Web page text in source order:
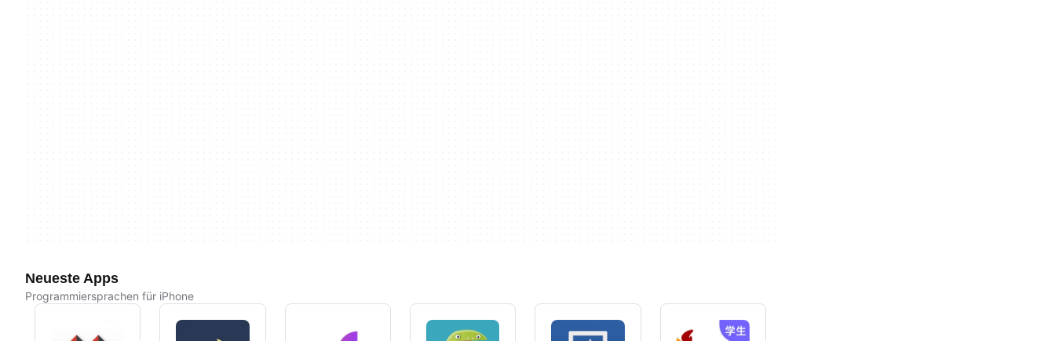
Neueste Apps
Programmiersprachen für iPhone